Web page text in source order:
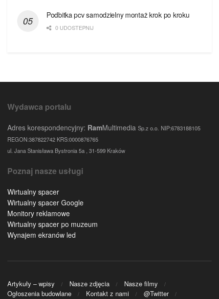
Podbitka pcv samodzielny montaż krok po kroku
0 UDOSTEPNIJ
Wydawca portalu
Adres korespondencyjny: RamMultimedia Sp.z o.o. NIP:6783188105
REGON:387822742 KRS:0000876765
ul. Jana Stanisława Bystronia 5a , 31-599 Kraków
Poznaj nasze usługi
Wirtualny spacer
Wirtualny spacer Google
Monitory reklamowe
Wirtualny spacer po muzeum
Wynajem ekranów led
Artykuły – wpisy Nasze zdjęcia
Nasze filmy
Ogłoszenia budowlane
Kontakt z nami
@Twitter